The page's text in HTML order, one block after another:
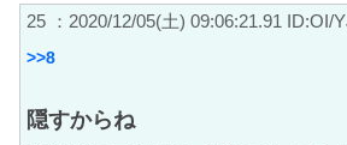
25 ：2020/12/05(土) 09:06:21.91 ID:OI/
>>8
隠すからね